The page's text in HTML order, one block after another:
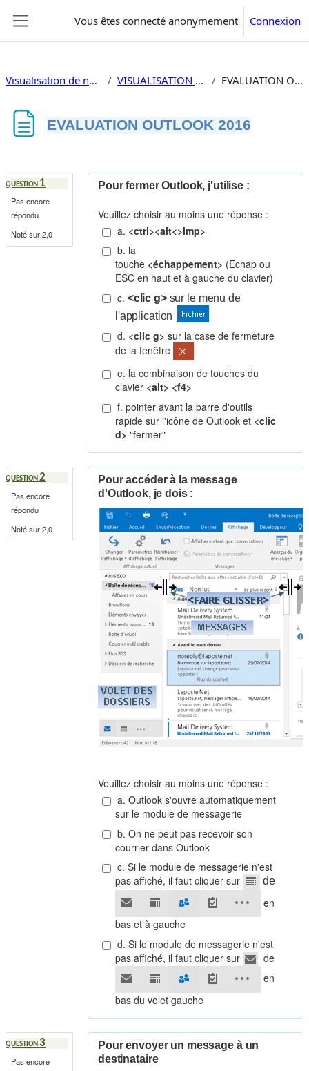
Vous êtes connecté anonymement Connexion
Visualisation de nos tests en ligne VISUALISATION TESTS EN LIGNE EVALUATION OUTLOOK 2016
EVALUATION OUTLOOK 2016
QUESTION 1
Pas encore
répondu
Noté sur 2,0
Pour fermer Outlook, j'utilise :
Veuillez choisir au moins une réponse :
a. <ctrl><alt<>imp>
b. la
touche <échappement> (Echap ou
ESC en haut et à gauche du clavier)
c. <clic g>sur le menu de
l'application
d. <clic g> sur la case de fermeture
de la fenêtre
e. la combinaison de touches du
clavier <alt> <f4>
f. pointer avant la barre d'outils
rapide sur l'icône de Outlook et <clic
d> "fermer"
QUESTION2
Pas encore
répondu
Noté sur 2,0
Pour accéder à la message
d'Outlook, je dois :
Veuillez choisir au moins une réponse :
a. Outlook s'ouvre automatiquement
sur le module de messagerie
b. On ne peut pas recevoir son
courrier dans Outlook
c. Si le module de messagerie n'est
pas affiché, il faut cliquer sur
de
en
bas et à gauche
d. Si le module de messagerie n'est
pas affiché, il faut cliquer sur
de
en
bas du volet gauche
QUESTION3
Pas encore
Pour envoyer un message à un
destinataire